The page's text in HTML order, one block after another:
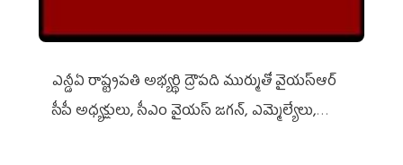
ఎన్డీఏ రాష్ట్ర‌ప‌తి అభ్య‌ర్థి ద్రౌప‌ది ముర్ముతో వైయ‌స్ఆర్
సీపీ అధ్య‌క్షులు, సీఎం వైయ‌స్ జ‌గ‌న్, ఎమ్మెల్యేలు,